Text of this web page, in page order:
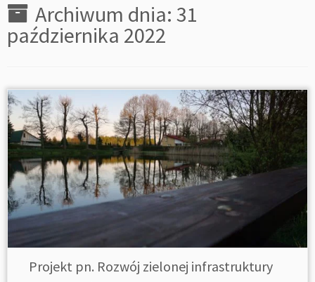
Archiwum dnia: 31
października 2022
Projekt pn. Rozwój zielonej infrastruktury